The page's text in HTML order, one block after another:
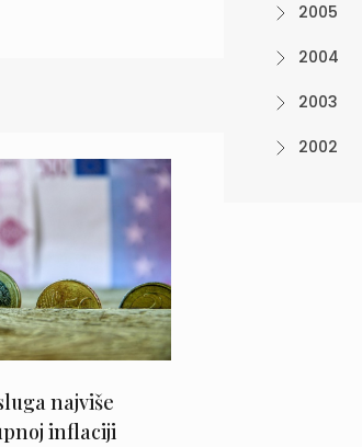
najviše
inflaciji
2005
2004
2003
2002